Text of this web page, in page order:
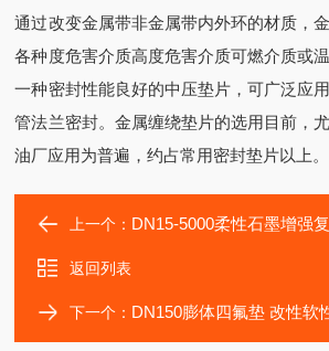
通过改变金属带非金属带内外环的材质，
各种度危害介质高度危害介质可燃介质或
一种密封性能良好的中压垫片，可广泛应
管法兰密封。金属缠绕垫片的选用目前，
油厂应用为普遍，约占常用密封垫片以上。
上一个： DN15-5000柔性石墨增强复
返回列表
下一个： DN150膨体四氟垫 改性软性密